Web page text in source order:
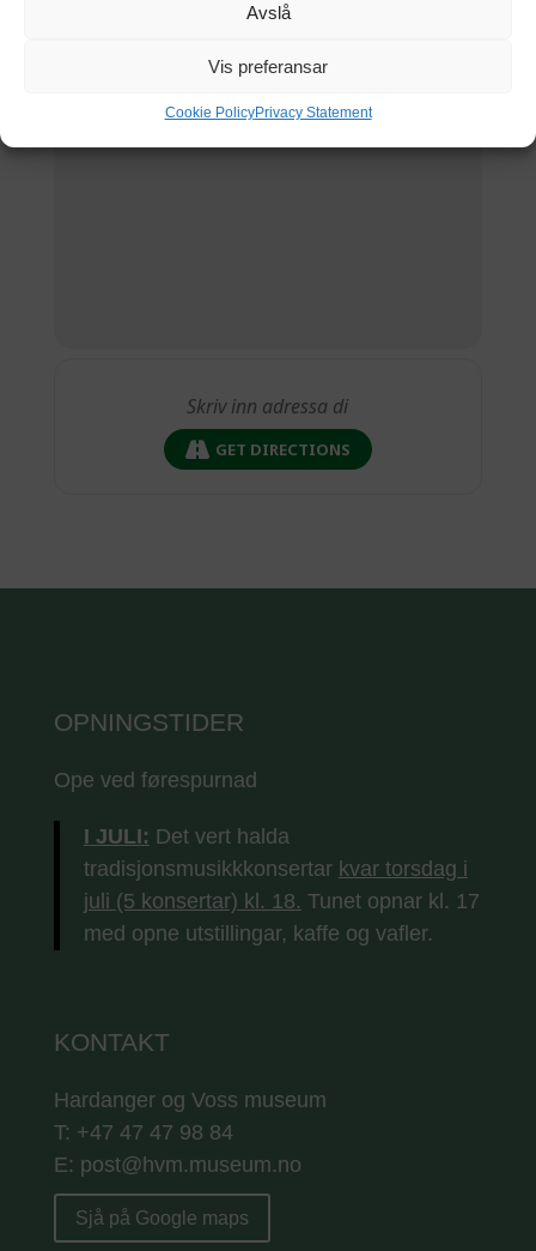
Avslå
Vis preferansar
Cookie PolicyPrivacy Statement
Museumsvegen 36, 5778 Utne
GET DIRECTIONS
OPNINGSTIDER
Ope ved førespurnad
I JULI: Det vert halda
tradisjonsmusikkkonsertar kvar torsdag i
juli (5 konsertar) kl. 18. Tunet opnar kl. 17
med opne utstillingar, kaffe og vafler.
KONTAKT
Hardanger og Voss museum
T: +47 47 47 98 84
E: post@hvm.museum.no
Sjå på Google maps